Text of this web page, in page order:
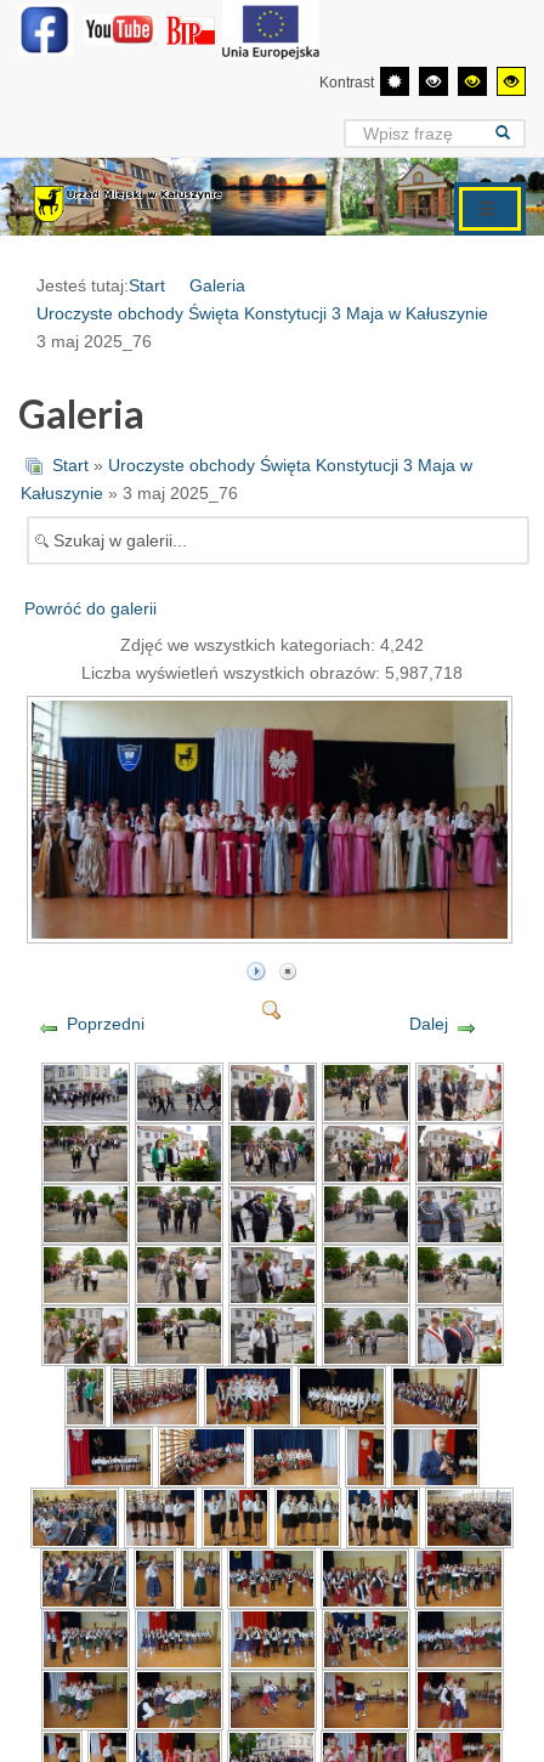
Kontrast
Jesteś tutaj:Start
Galeria
Uroczyste obchody Święta Konstytucji 3 Maja w Kałuszynie
3 maj 2025_76
Galeria
Start » Uroczyste obchody Święta Konstytucji 3 Maja w
Kałuszynie » 3 maj 2025_76
Powróć do galerii
Zdjęć we wszystkich kategoriach: 4,242
Liczba wyświetleń wszystkich obrazów: 5,987,718
Poprzedni Dalej